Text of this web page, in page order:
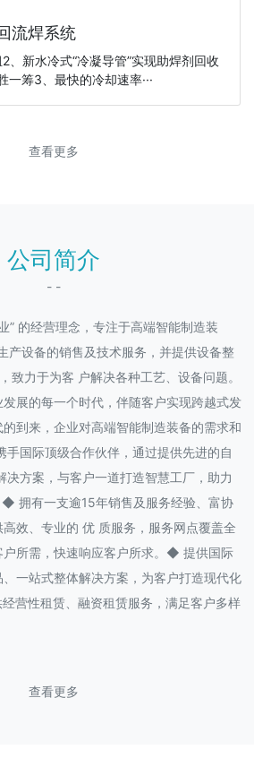
流焊系统
、新水冷式“冷凝导管”实现助焊剂回收
筹3、最快的冷却速率···
查看更多
公司简介
- -
” 的经营理念，专注于高端智能制造装
产设备的销售及技术服务，并提供设备整
致力于为客 户解决各种工艺、设备问题。
展的每一个时代，伴随客户实现跨越式发
到来，企业对高端智能制造装备的需求和
手国际顶级合作伙伴，通过提供先进的自
决方案，与客户一道打造智慧工厂，助力
拥有一支逾15年销售及服务经验、富协
效、专业的 优 质服务，服务网点覆盖全
户所需，快速响应客户所求。◆ 提供国际
一站式整体解决方案，为客户打造现代化
营性租赁、融资租赁服务，满足客户多样
查看更多